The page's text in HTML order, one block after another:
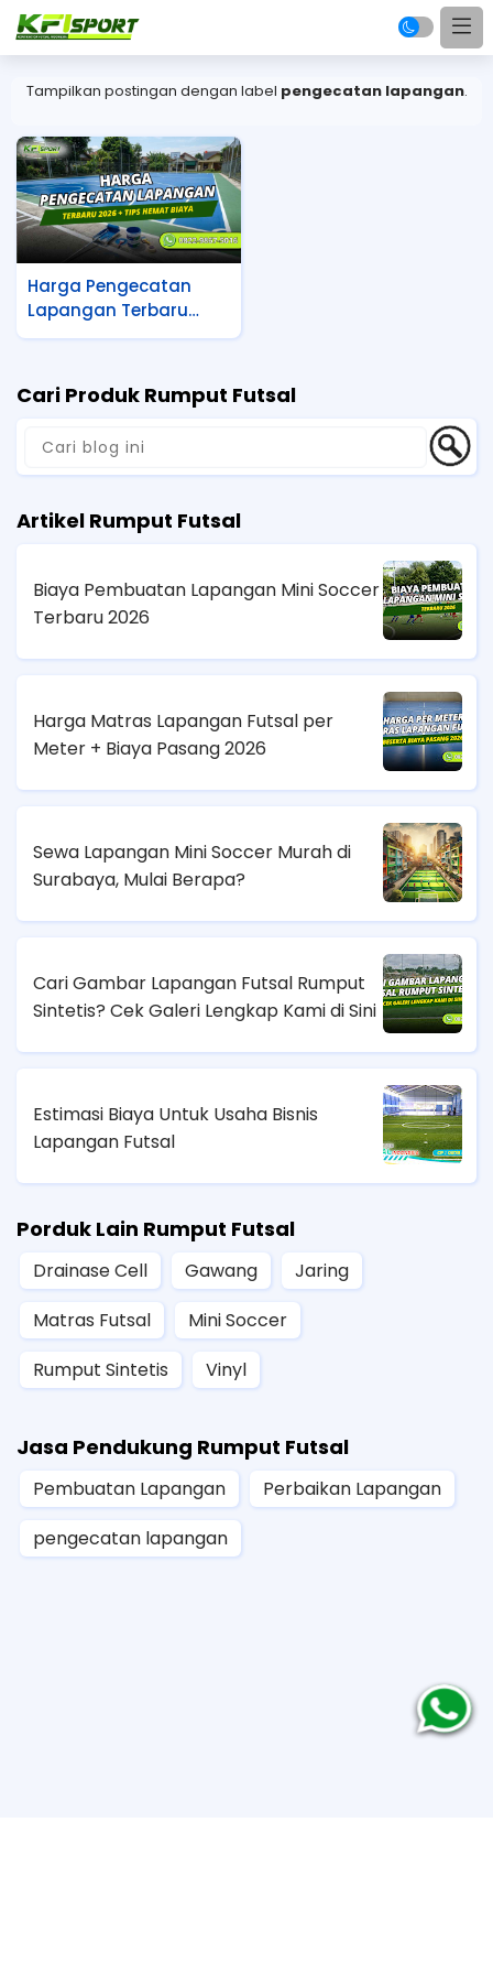
Tampilkan postingan dengan label pengecatan lapangan.
Harga Pengecatan
Lapangan Terbaru
2026 + Tips Hemat
Cari Produk Rumput Futsal
Artikel Rumput Futsal
Biaya Pembuatan Lapangan Mini Soccer
Terbaru 2026
Harga Matras Lapangan Futsal per
Meter + Biaya Pasang 2026
Sewa Lapangan Mini Soccer Murah di
Surabaya, Mulai Berapa?
Cari Gambar Lapangan Futsal Rumput
Sintetis? Cek Galeri Lengkap Kami di Sini
Estimasi Biaya Untuk Usaha Bisnis
Lapangan Futsal
Porduk Lain Rumput Futsal
Drainase Cell Gawang
Jaring
Matras Futsal
Mini Soccer
Rumput Sintetis
Vinyl
Jasa Pendukung Rumput Futsal
Pembuatan Lapangan
Perbaikan Lapangan
pengecatan lapangan